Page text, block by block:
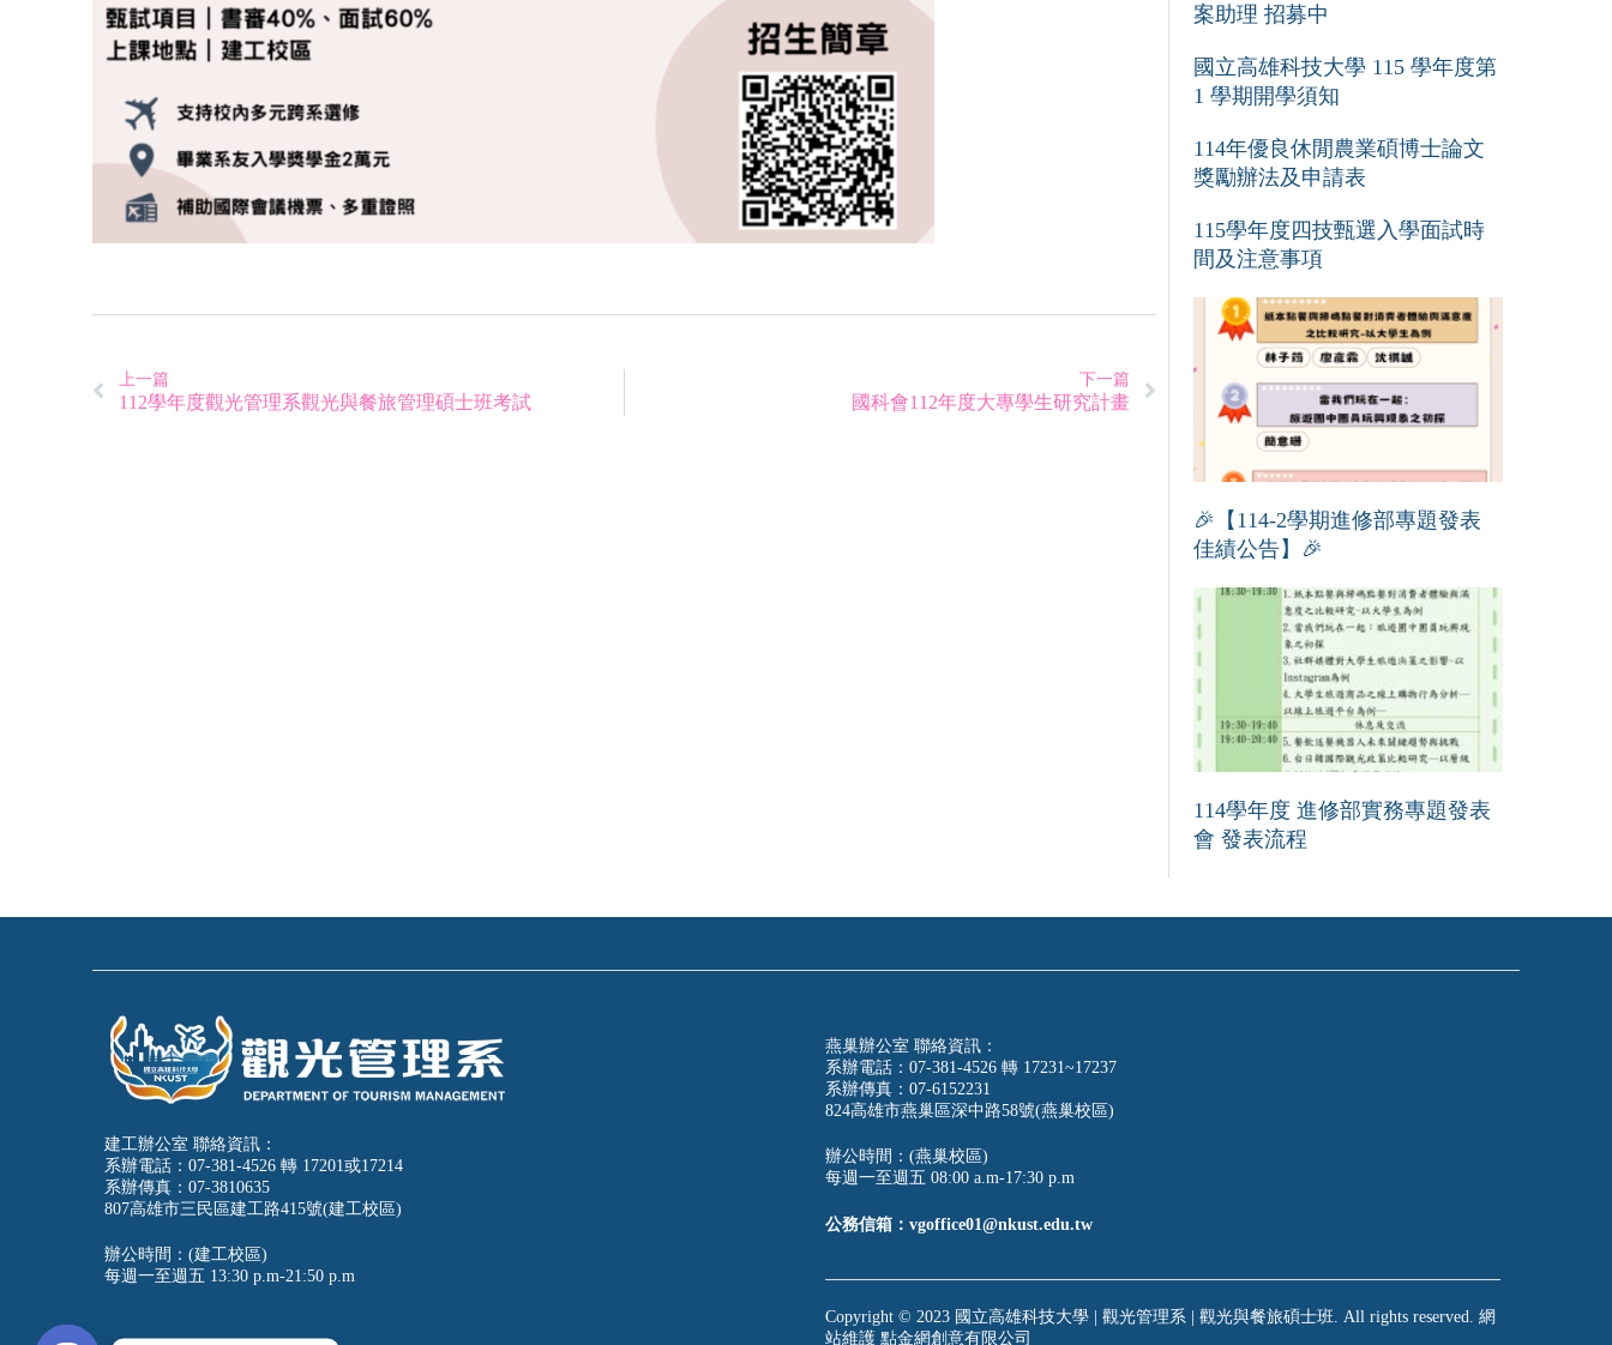
上一篇
112學年度觀光管理系觀光與餐旅管理碩士班考試
下一篇
國科會112年度大專學生研究計畫
案助理 招募中
國立高雄科技大學 115 學年度第
1 學期開學須知
114年優良休閒農業碩博士論文
獎勵辦法及申請表
115學年度四技甄選入學面試時
間及注意事項
🎉【114-2學期進修部專題發表
佳績公告】🎉
114學年度 進修部實務專題發表
會 發表流程
建工辦公室 聯絡資訊：
系辦電話：07-381-4526 轉 17201或17214
系辦傳真：07-3810635
807高雄市三民區建工路415號(建工校區)
辦公時間：(建工校區)
每週一至週五 13:30 p.m-21:50 p.m
燕巢辦公室 聯絡資訊：
系辦電話：07-381-4526 轉 17231~17237
系辦傳真：07-6152231
824高雄市燕巢區深中路58號(燕巢校區)
辦公時間：(燕巢校區)
每週一至週五 08:00 a.m-17:30 p.m
公務信箱：vgoffice01@nkust.edu.tw
Copyright © 2023 國立高雄科技大學 | 觀光管理系 | 觀光與餐旅碩士班. All rights reserved. 網
站維護 點金網創意有限公司